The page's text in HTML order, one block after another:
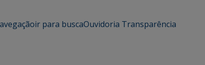
ir para buscaOuvidoria Transparência